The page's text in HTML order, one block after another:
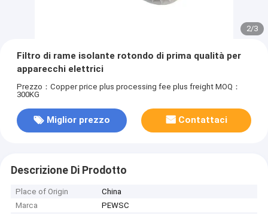
2/3
Filtro di rame isolante rotondo di prima qualità per
apparecchi elettrici
Prezzo：Copper price plus processing fee plus freight MOQ：
300KG
Miglior prezzo Contattaci
Descrizione Di Prodotto
Place of Origin
China
Marca
PEWSC